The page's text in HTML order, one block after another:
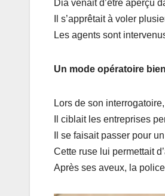
Dia venait d’être aperçu
Il s’apprêtait à voler
Les agents sont
Un mode opératoire
Lors de son
Il ciblait les entreprises
Il se faisait passer pour
Cette ruse lui permettait
Après ses aveux, la